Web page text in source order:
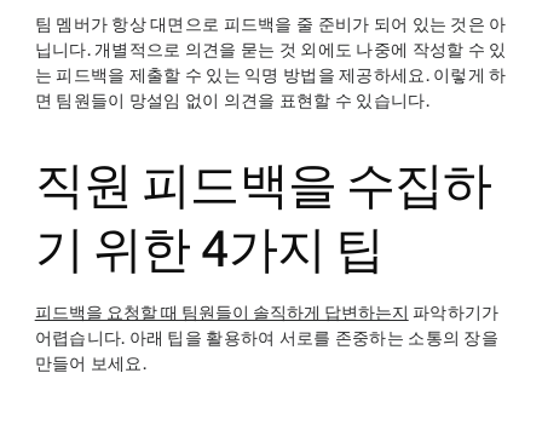
팀 멤버가 항상 대면으로 피드백을 줄 준비가 되어 있는 것은 아
닙니다. 개별적으로 의견을 묻는 것 외에도 나중에 작성할 수 있
는 피드백을 제출할 수 있는 익명 방법을 제공하세요. 이렇게 하
면 팀원들이 망설임 없이 의견을 표현할 수 있습니다.
직원 피드백을 수집하
기 위한 4가지 팁
피드백을 요청할 때 팀원들이 솔직하게 답변하는지 파악하기가
어렵습니다. 아래 팁을 활용하여 서로를 존중하는 소통의 장을
만들어 보세요.